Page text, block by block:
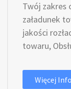
Twój zakres
załadunek
jakości
towaru,
Więcej